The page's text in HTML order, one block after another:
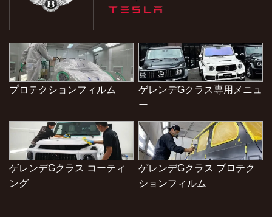
プロテクションフィルム
ゲレンデGクラス専用メニュ
ー
ゲレンデGクラス コーティ
ング
ゲレンデGクラス プロテク
ションフィルム